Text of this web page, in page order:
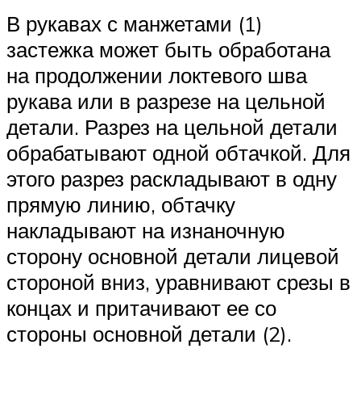
В рукавах с манжетами (1)
застежка может быть обработана
на продолжении локтевого шва
рукава или в разрезе на цельной
детали. Разрез на цельной детали
обрабатывают одной обтачкой. Для
этого разрез раскладывают в одну
прямую линию, обтачку
накладывают на изнаночную
сторону основной детали лицевой
стороной вниз, уравнивают срезы в
концах и притачивают ее со
стороны основной детали (2).